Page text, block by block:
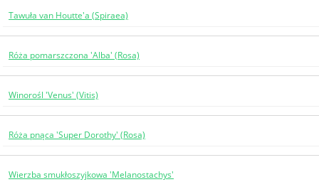
Tawuła van Houtte'a (Spiraea)
Róża pomarszczona 'Alba' (Rosa)
Winorośl 'Venus' (Vitis)
Róża pnąca 'Super Dorothy' (Rosa)
Wierzba smukłoszyjkowa 'Melanostachys'